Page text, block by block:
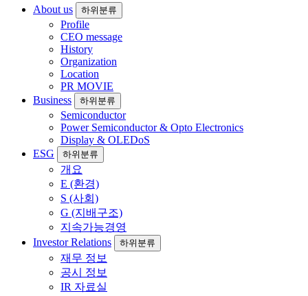
About us 하위분류
Profile
CEO message
History
Organization
Location
PR MOVIE
Business
하위분류
Semiconductor
Power Semiconductor & Opto Electronics
Display & OLEDoS
ESG
하위분류
개요
E (환경)
S (사회)
G (지배구조)
지속가능경영
Investor Relations
하위분류
재무 정보
공시 정보
IR 자료실